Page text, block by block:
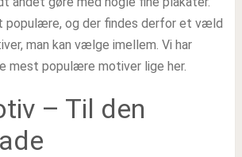
populære, og der findes derfor et væld
man kan vælge imellem. Vi har
mest populære motiver lige her.
– Til den